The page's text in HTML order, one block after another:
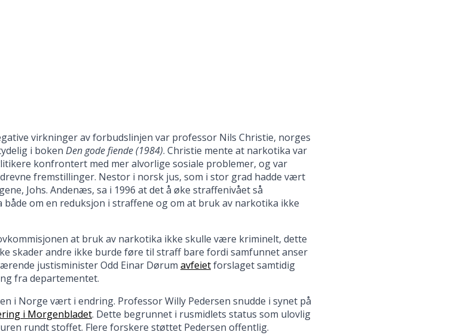
virkninger av forbudslinjen var professor Nils Christie, norges
i boken Den gode fiende (1984). Christie mente at narkotika var
konfrontert med mer alvorlige sosiale problemer, og var
fremstillinger. Nestor i norsk jus, som i stor grad hadde vært
Johs. Andenæs, sa i 1996 at det å øke straffenivået så
både om en reduksjon i straffene og om at bruk av narkotika ikke
at bruk av narkotika ikke skulle være kriminelt, dette
skader andre ikke burde føre til straff bare fordi samfunnet anser
justisminister Odd Einar Dørum avfeietforslaget samtidig
fra departementet.
i Norge vært i endring. Professor Willy Pedersen snudde i synet på
i Morgenbladet. Dette begrunnet i rusmidlets status som ulovlig
rundt stoffet. Flere forskere støttet Pedersen offentlig.